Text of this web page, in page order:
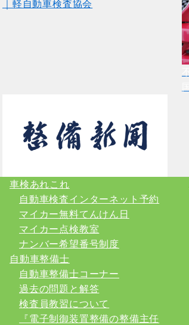
車検あれこれ
自動車検査インターネット予約
マイカー無料てんけん日
マイカー点検教室
ナンバー希望番号制度
自動車整備士
自動車整備士コーナー
過去の問題と解答
検査員教習について
『電子制御装置整備の整備主任